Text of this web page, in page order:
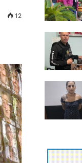
12